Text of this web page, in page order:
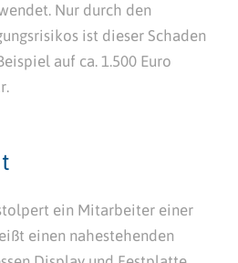
Nur durch den
ist dieser Schaden
auf ca. 1.500 Euro
ein Mitarbeiter einer
einen nahestehenden